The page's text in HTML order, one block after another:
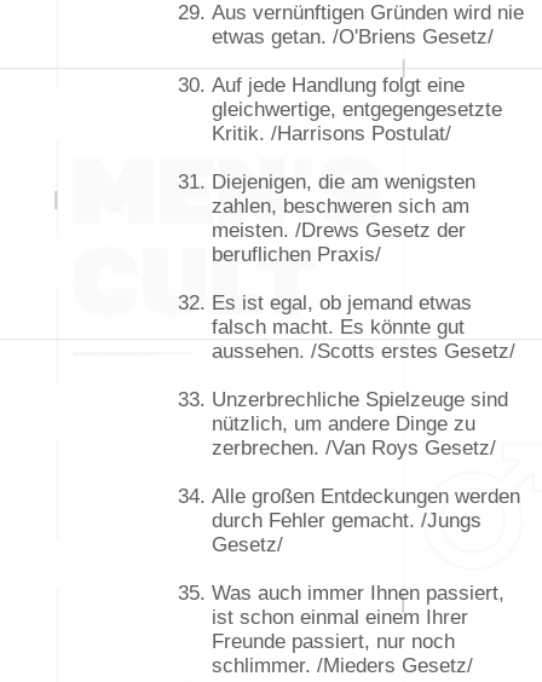
Aus vernünftigen Gründen wird nie
etwas getan. /O'Briens Gesetz/
Auf jede Handlung folgt eine
gleichwertige, entgegengesetzte
Kritik. /Harrisons Postulat/
Diejenigen, die am wenigsten
zahlen, beschweren sich am
meisten. /Drews Gesetz der
beruflichen Praxis/
Es ist egal, ob jemand etwas
falsch macht. Es könnte gut
aussehen. /Scotts erstes Gesetz/
Unzerbrechliche Spielzeuge sind
nützlich, um andere Dinge zu
zerbrechen. /Van Roys Gesetz/
Alle großen Entdeckungen werden
durch Fehler gemacht. /Jungs
Gesetz/
Was auch immer Ihnen passiert,
ist schon einmal einem Ihrer
Freunde passiert, nur noch
schlimmer. /Mieders Gesetz/